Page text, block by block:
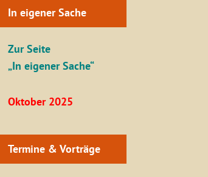
In eigener Sache
Zur Seite
„In eigener Sache“
Oktober 2025
Termine & Vorträge